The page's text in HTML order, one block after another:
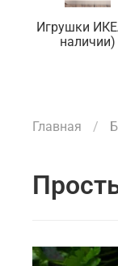
Игрушки
наличии)
Главная